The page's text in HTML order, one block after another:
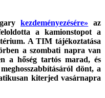
kezdeményezésére» az
a kamionstopot a
A TIM tájékoztatása
a szombati napra van
a hőség tartós marad, és
dönt, a
kiterjed vasárnapra